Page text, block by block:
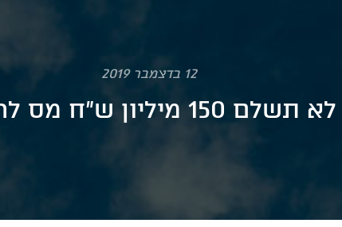
12 בדצמבר 2019
ש"ח מס לרשות המסים.